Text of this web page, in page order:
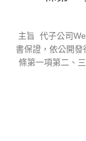
主旨 代子公司
書保證，依公開
條第一項第二、